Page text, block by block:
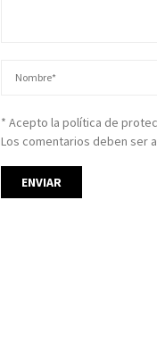
* Acepto la política de
Los comentarios deben ser